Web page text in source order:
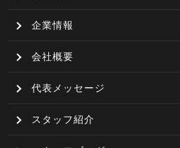
企業情報
会社概要
代表メッセージ
スタッフ紹介